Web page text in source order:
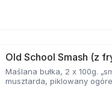
Old School Smash (z
Maślana bułka, 2 x 100g.
musztarda, piklowany